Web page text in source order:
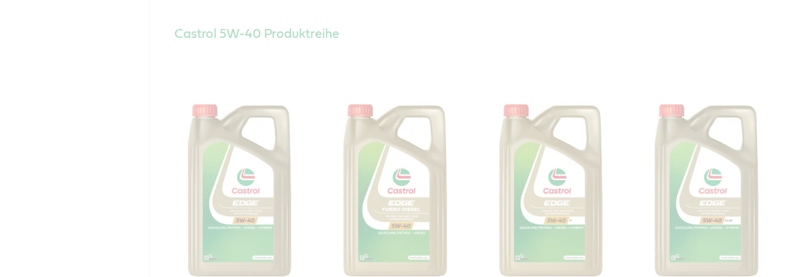
Castrol 5W-40 Produktreihe